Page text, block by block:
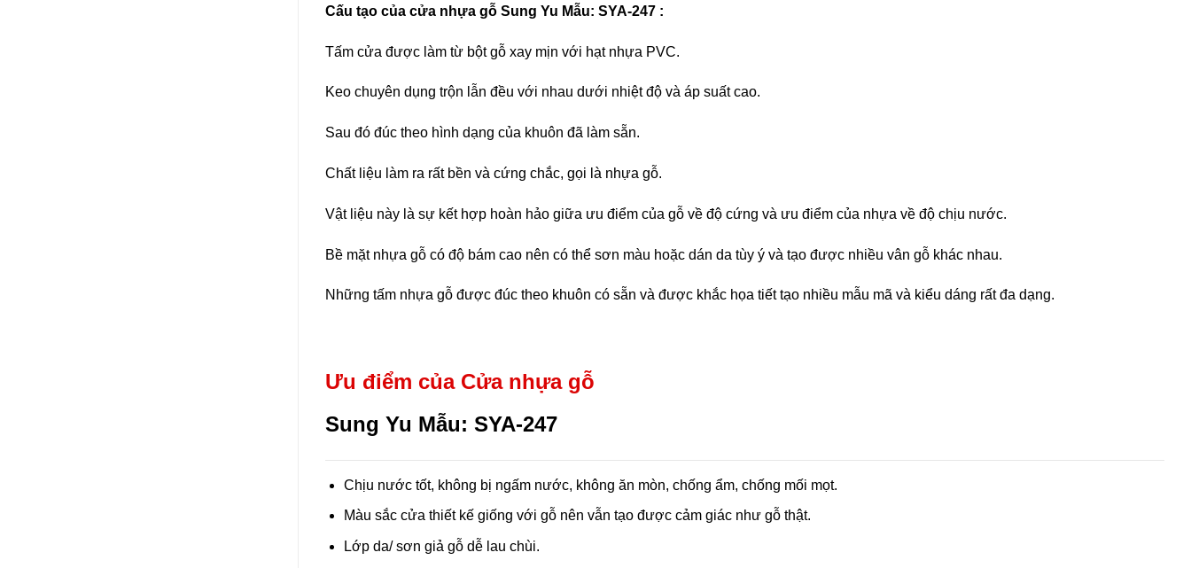
Cấu tạo của cửa nhựa gỗ Sung Yu Mẫu: SYA-247 :
Tấm cửa được làm từ bột gỗ xay mịn với hạt nhựa PVC.
Keo chuyên dụng trộn lẫn đều với nhau dưới nhiệt độ và áp suất cao.
Sau đó đúc theo hình dạng của khuôn đã làm sẵn.
Chất liệu làm ra rất bền và cứng chắc, gọi là nhựa gỗ.
Vật liệu này là sự kết hợp hoàn hảo giữa ưu điểm của gỗ về độ cứng và ưu điểm của nhựa về độ chịu nước.
Bề mặt nhựa gỗ có độ bám cao nên có thể sơn màu hoặc dán da tùy ý và tạo được nhiều vân gỗ khác nhau.
Những tấm nhựa gỗ được đúc theo khuôn có sẵn và được khắc họa tiết tạo nhiều mẫu mã và kiểu dáng rất đa dạng.
Ưu điểm của Cửa nhựa gỗ
Sung Yu Mẫu: SYA-247
Chịu nước tốt, không bị ngấm nước, không ăn mòn, chống ẩm, chống mối mọt.
Màu sắc cửa thiết kế giống với gỗ nên vẫn tạo được cảm giác như gỗ thật.
Lớp da/ sơn giả gỗ dễ lau chùi.